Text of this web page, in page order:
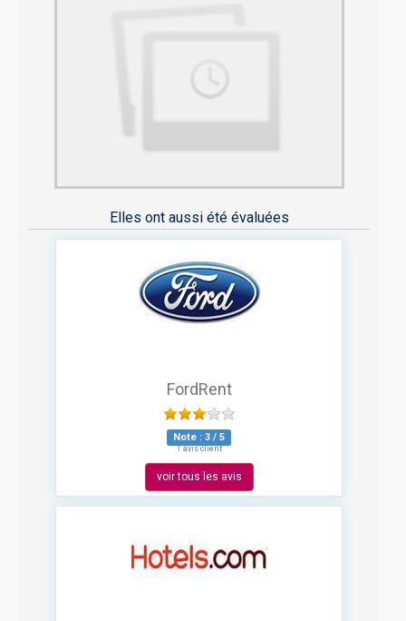
Elles ont aussi été évaluées
FordRent
Note : 3 / 5
1 avis client
voir tous les avis